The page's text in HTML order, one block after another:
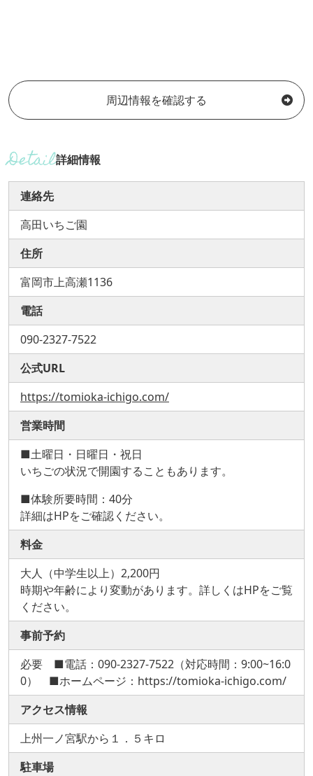
周辺情報を確認する
詳細情報
連絡先
高田いちご園
住所
富岡市上高瀬1136
電話
090-2327-7522
公式URL
https://tomioka-ichigo.com/
営業時間
■土曜日・日曜日・祝日
いちごの状況で開園することもあります。
■体験所要時間：40分
詳細はHPをご確認ください。
料金
大人（中学生以上）2,200円
時期や年齢により変動があります。詳しくはHPをご覧
ください。
事前予約
必要 ■電話：090-2327-7522（対応時間：9:00~16:0
0） ■ホームページ：https://tomioka-ichigo.com/
アクセス情報
上州一ノ宮駅から１．５キロ
駐車場